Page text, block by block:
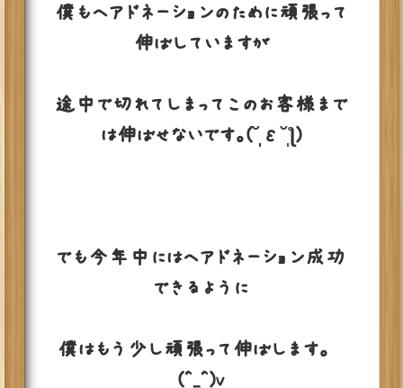
僕もヘアドネーションのために頑張って
伸ばしていますが
途中で切れてしまってこのお客様まで
は伸ばせないです。(˘̩̩̩ε˘̩ƪ)
でも今年中にはヘアドネーション成功
できるように
僕はもう少し頑張って伸ばします。
(^_^)v